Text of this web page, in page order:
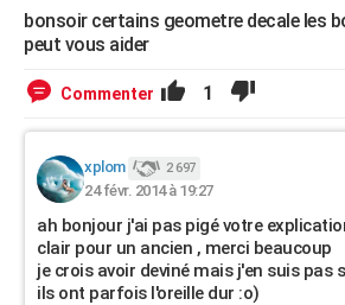
bonsoir certains geometre decale les
peut vous aider
Commenter 1
xplom 2 697
24 févr. 2014 à 19:27
ah bonjour j'ai pas pigé votre
clair pour un ancien , merci beaucoup
je crois avoir deviné mais j'en suis pas
ils ont parfois l'oreille dur :o)